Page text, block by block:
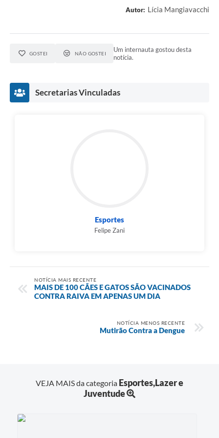
Autor: Lícia Mangiavacchi
GOSTEI NÃO GOSTEI
Um internauta gostou desta
notícia.
Secretarias Vinculadas
Esportes
Felipe Zani
NOTÍCIA MAIS RECENTE
MAIS DE 100 CÃES E GATOS SÃO VACINADOS
CONTRA RAIVA EM APENAS UM DIA
NOTÍCIA MENOS RECENTE
Mutirão Contra a Dengue
VEJA MAIS da categoria Esportes,Lazer e
Juventude